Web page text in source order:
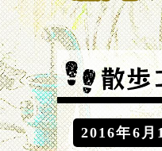
2016年6